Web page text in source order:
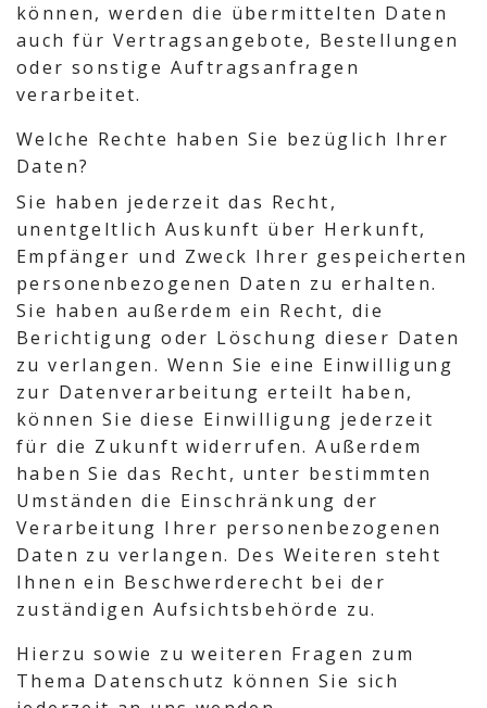
können, werden die übermittelten Daten
auch für Vertragsangebote, Bestellungen
oder sonstige Auftragsanfragen
verarbeitet.
Welche Rechte haben Sie bezüglich Ihrer
Daten?
Sie haben jederzeit das Recht,
unentgeltlich Auskunft über Herkunft,
Empfänger und Zweck Ihrer gespeicherten
personenbezogenen Daten zu erhalten.
Sie haben außerdem ein Recht, die
Berichtigung oder Löschung dieser Daten
zu verlangen. Wenn Sie eine Einwilligung
zur Datenverarbeitung erteilt haben,
können Sie diese Einwilligung jederzeit
für die Zukunft widerrufen. Außerdem
haben Sie das Recht, unter bestimmten
Umständen die Einschränkung der
Verarbeitung Ihrer personenbezogenen
Daten zu verlangen. Des Weiteren steht
Ihnen ein Beschwerderecht bei der
zuständigen Aufsichtsbehörde zu.
Hierzu sowie zu weiteren Fragen zum
Thema Datenschutz können Sie sich